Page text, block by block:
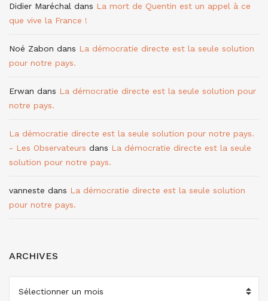
Didier Maréchal dans La mort de Quentin est un appel à ce
que vive la France !
Noé Zabon dans La démocratie directe est la seule solution
pour notre pays.
Erwan dans La démocratie directe est la seule solution pour
notre pays.
La démocratie directe est la seule solution pour notre pays.
- Les Observateurs dans La démocratie directe est la seule
solution pour notre pays.
vanneste dans La démocratie directe est la seule solution
pour notre pays.
ARCHIVES
ARCHIVES